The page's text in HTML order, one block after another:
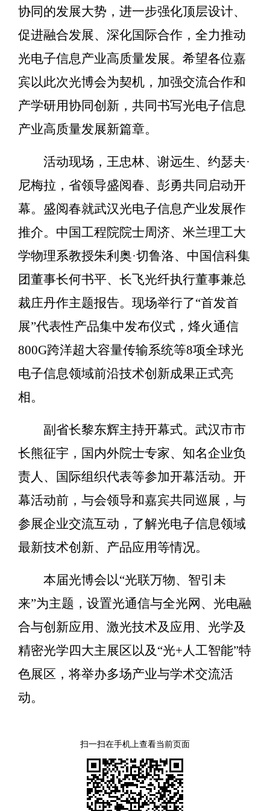
协同的发展大势，进一步强化顶层设计、
促进融合发展、深化国际合作，全力推动
光电子信息产业高质量发展。希望各位嘉
宾以此次光博会为契机，加强交流合作和
产学研用协同创新，共同书写光电子信息
产业高质量发展新篇章。
活动现场，王忠林、谢远生、约瑟夫·
尼梅拉，省领导盛阅春、彭勇共同启动开
幕。盛阅春就武汉光电子信息产业发展作
推介。中国工程院院士周济、米兰理工大
学物理系教授朱利奥·切鲁洛、中国信科集
团董事长何书平、长飞光纤执行董事兼总
裁庄丹作主题报告。现场举行了“首发首
展”代表性产品集中发布仪式，烽火通信
800G跨洋超大容量传输系统等8项全球光
电子信息领域前沿技术创新成果正式亮
相。
副省长黎东辉主持开幕式。武汉市市
长熊征宇，国内外院士专家、知名企业负
责人、国际组织代表等参加开幕活动。开
幕活动前，与会领导和嘉宾共同巡展，与
参展企业交流互动，了解光电子信息领域
最新技术创新、产品应用等情况。
本届光博会以“光联万物、智引未
来”为主题，设置光通信与全光网、光电融
合与创新应用、激光技术及应用、光学及
精密光学四大主展区以及“光+人工智能”特
色展区，将举办多场产业与学术交流活
动。
扫一扫在手机上查看当前页面